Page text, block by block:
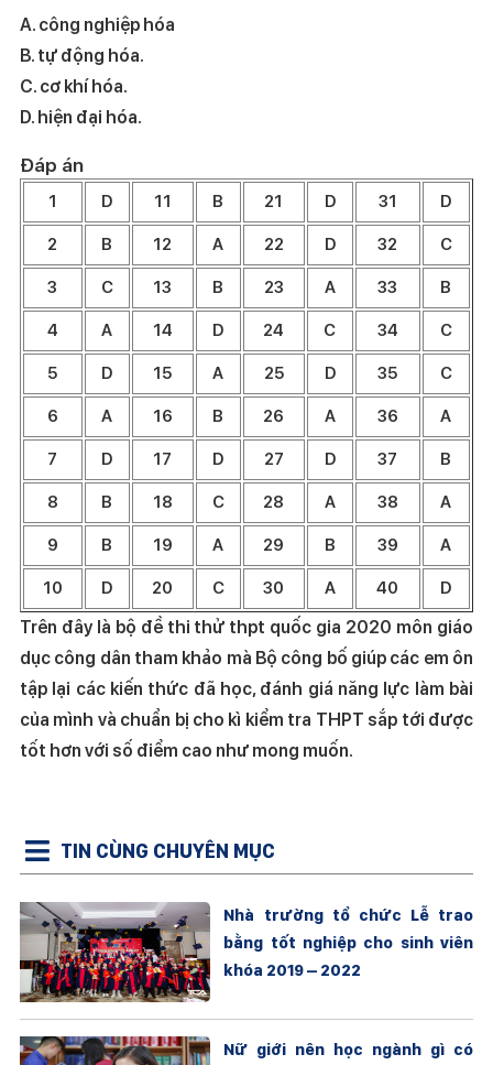
A. công nghiệp hóa
B. tự động hóa.
C. cơ khí hóa.
D. hiện đại hóa.
Đáp án
1 D 11 B 21 D 31 D
2 B 12 A 22 D 32 C
3 C 13 B 23 A 33 B
4 A 14 D 24 C 34 C
5 D 15 A 25 D 35 C
6 A 16 B 26 A 36 A
7 D 17 D 27 D 37 B
8 B 18 C 28 A 38 A
9 B 19 A 29 B 39 A
10 D 20 C 30 A 40 D
Trên đây là bộ đề thi thử thpt quốc gia 2020 môn giáo
dục công dân tham khảo mà Bộ công bố giúp các em ôn
tập lại các kiến thức đã học, đánh giá năng lực làm bài
của mình và chuẩn bị cho kì kiểm tra THPT sắp tới được
tốt hơn với số điểm cao như mong muốn.
TIN CÙNG CHUYÊN MỤC
Nhà trường tổ chức Lễ trao
bằng tốt nghiệp cho sinh viên
khóa 2019 – 2022
Nữ giới nên học ngành gì có